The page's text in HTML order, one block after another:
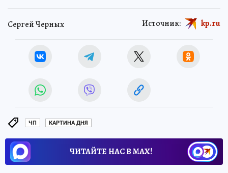
Сергей Черных Источник: kp.ru
ЧП КАРТИНА ДНЯ
ЧИТАЙТЕ НАС В МАХ!